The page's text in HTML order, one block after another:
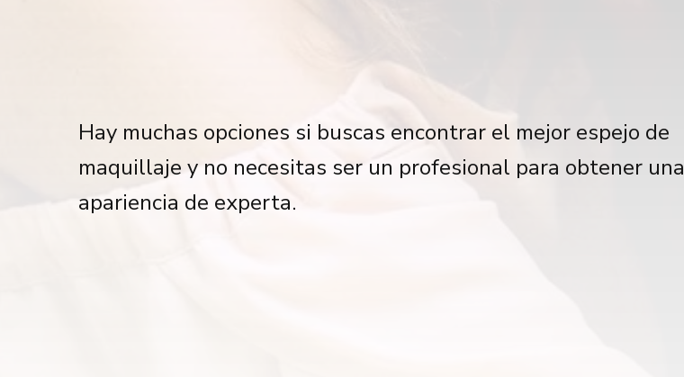
Hay muchas opciones si buscas encontrar el mejor espejo de
maquillaje y no necesitas ser un profesional para obtener una
apariencia de experta.